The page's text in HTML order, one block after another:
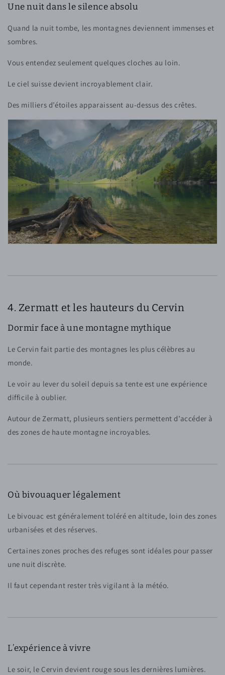
Une nuit dans le silence absolu
Quand la nuit tombe, les montagnes deviennent immenses et
sombres.
Vous entendez seulement quelques cloches au loin.
Le ciel suisse devient incroyablement clair.
Des milliers d’étoiles apparaissent au-dessus des crêtes.
4. Zermatt et les hauteurs du Cervin
Dormir face à une montagne mythique
Le Cervin fait partie des montagnes les plus célèbres au
monde.
Le voir au lever du soleil depuis sa tente est une expérience
difficile à oublier.
Autour de Zermatt, plusieurs sentiers permettent d’accéder à
des zones de haute montagne incroyables.
Où bivouaquer légalement
Le bivouac est généralement toléré en altitude, loin des zones
urbanisées et des réserves.
Certaines zones proches des refuges sont idéales pour passer
une nuit discrète.
Il faut cependant rester très vigilant à la météo.
L’expérience à vivre
Le soir, le Cervin devient rouge sous les dernières lumières.